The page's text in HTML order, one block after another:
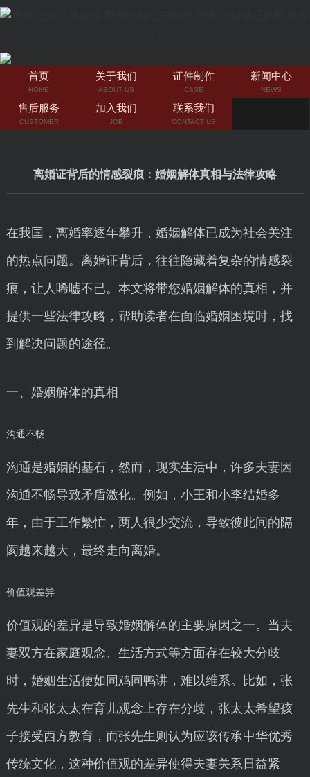
首页
HOME
关于我们
ABOUT US
证件制作
CASE
新闻中心
NEWS
售后服务
CUSTOMER
加入我们
JOB
联系我们
CONTACT US
离婚证背后的情感裂痕：婚姻解体真相与法律攻略
在我国，离婚率逐年攀升，婚姻解体已成为社会关注
的热点问题。离婚证背后，往往隐藏着复杂的情感裂
痕，让人唏嘘不已。本文将带您婚姻解体的真相，并
提供一些法律攻略，帮助读者在面临婚姻困境时，找
到解决问题的途径。
一、婚姻解体的真相
沟通不畅
沟通是婚姻的基石，然而，现实生活中，许多夫妻因
沟通不畅导致矛盾激化。例如，小王和小李结婚多
年，由于工作繁忙，两人很少交流，导致彼此间的隔
阂越来越大，最终走向离婚。
价值观差异
价值观的差异是导致婚姻解体的主要原因之一。当夫
妻双方在家庭观念、生活方式等方面存在较大分歧
时，婚姻生活便如同鸡同鸭讲，难以维系。比如，张
先生和张太太在育儿观念上存在分歧，张太太希望孩
子接受西方教育，而张先生则认为应该传承中华优秀
传统文化，这种价值观的差异使得夫妻关系日益紧